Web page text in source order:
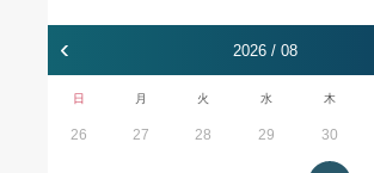
‹ 2026 / 08
日 月 火 水 木
26 27 28 29 30